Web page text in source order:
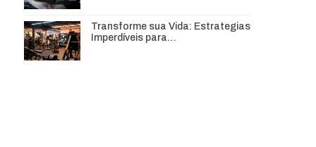
Transforme sua Vida: Estrategias
Imperdíveis para…